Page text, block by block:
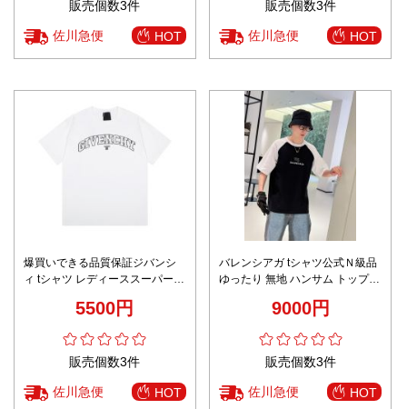
販売個数3件
佐川急便 HOT
販売個数3件
佐川急便 HOT
爆買いできる品質保証ジバンシ
ィ tシャツ レディーススーパーコ
5500円
販売個数3件
佐川急便 HOT
バレンシアガ tシャツ公式Ｎ級品
ゆったり 無地 ハンサム トップス
9000円
販売個数3件
佐川急便 HOT